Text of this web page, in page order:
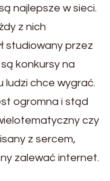
najlepsze w sieci.
z nich
studiowany przez
konkursy na
ludzi chce wygrać.
ogromna i stąd
czy
z sercem,
zalewać internet.